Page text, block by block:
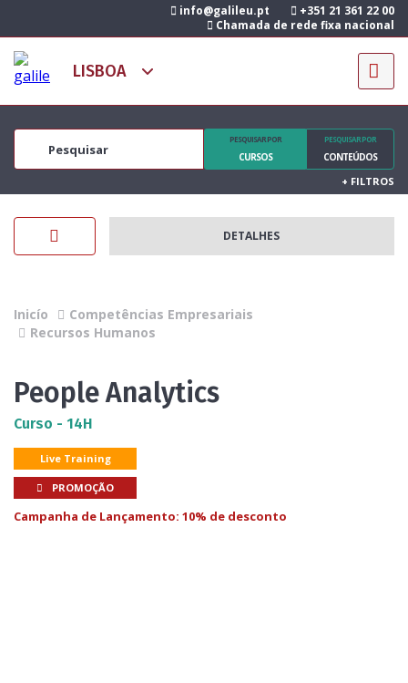
info@galileu.pt
+351 21 361 22 00
Chamada de rede fixa nacional
PESQUISAR POR
CURSOS
PESQUISAR POR
CONTEÚDOS
+ FILTROS
DETALHES
Inicío
Competências Empresariais
Recursos Humanos
People Analytics
Curso - 14H
Live Training
PROMOÇÃO
Campanha de Lançamento: 10% de desconto